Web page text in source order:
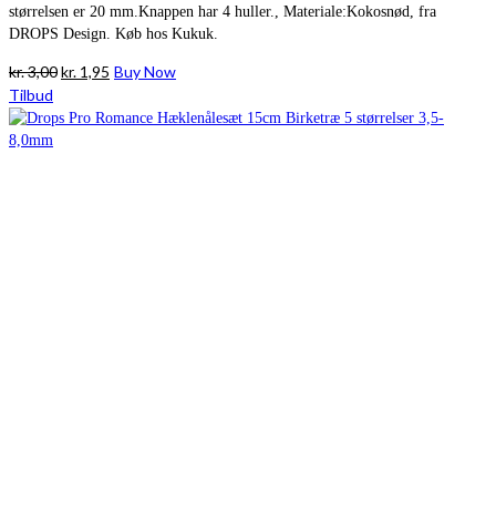
størrelsen er 20 mm.Knappen har 4 huller., Materiale:Kokosnød, fra
DROPS Design. Køb hos Kukuk.
kr.3,00Den
pris
kr. 1,95 Den
pris
Buy Now
Tilbud